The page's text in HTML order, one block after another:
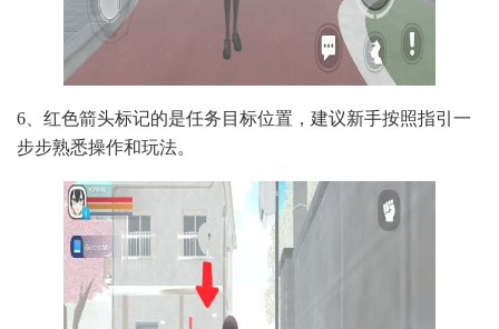
6、红色箭头标记的是任务目标位置，建议新手按照指引一
步步熟悉操作和玩法。